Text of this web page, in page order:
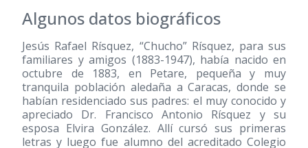
Algunos datos biográficos
Jesús Rafael Rísquez, “Chucho” Rísquez, para sus
familiares y amigos (1883-1947), había nacido en
octubre de 1883, en Petare, pequeña y muy
tranquila población aledaña a Caracas, donde se
habían residenciado sus padres: el muy conocido y
apreciado Dr. Francisco Antonio Rísquez y su
esposa Elvira González. Allí cursó sus primeras
letras y luego fue alumno del acreditado Colegio